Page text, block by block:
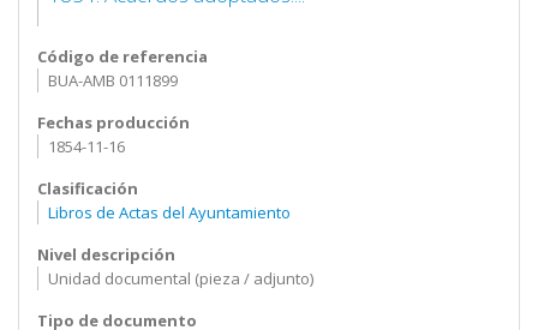
Código de referencia
BUA-AMB 0111899
Fechas producción
1854-11-16
Clasificación
Libros de Actas del Ayuntamiento
Nivel descripción
Unidad documental (pieza / adjunto)
Tipo de documento